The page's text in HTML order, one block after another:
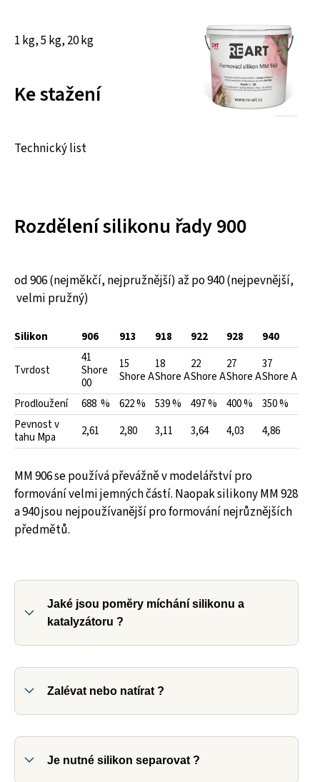
1 kg, 5 kg, 20 kg
Ke stažení
Technický list
Rozdělení silikonu řady 900
od 906 (nejměkčí, nejpružnější) až po 940 (nejpevnější,
velmi pružný)
Silikon 906 913 918 922 928 940
Tvrdost
41
Shore
00
15
Shore A
18
Shore A
22
Shore A
27
Shore A
37
Shore A
Prodloužení
688 % 622 % 539 % 497 % 400 %
350 %
Pevnost v
tahu Mpa
2,61 2,80 3,11 3,64 4,03 4,86
MM 906 se používá převážně v modelářství pro
formování velmi jemných částí. Naopak silikony MM 928
a 940 jsou nejpoužívanější pro formování nejrůznějších
předmětů.
Jaké jsou poměry míchání silikonu a
katalyzátoru ?
Zalévat nebo natírat ?
Je nutné silikon separovat ?